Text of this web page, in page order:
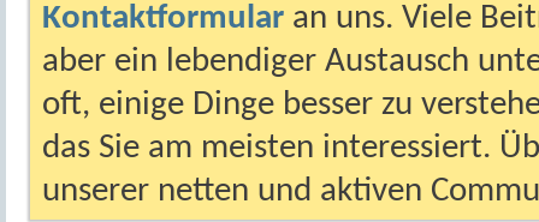
Kontaktformular an uns. Viele
aber ein lebendiger Austausch
oft, einige Dinge besser zu
das Sie am meisten interessiert.
unserer netten und aktiven